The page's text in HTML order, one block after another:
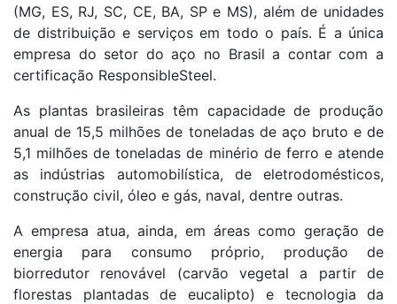
(MG, ES, RJ, SC, CE, BA, SP e MS), além de unidades
de distribuição e serviços em todo o país. É a única
empresa do setor do aço no Brasil a contar com a
certificação ResponsibleSteel.
As plantas brasileiras têm capacidade de produção
anual de 15,5 milhões de toneladas de aço bruto e de
5,1 milhões de toneladas de minério de ferro e atende
as indústrias automobilística, de eletrodomésticos,
construção civil, óleo e gás, naval, dentre outras.
A empresa atua, ainda, em áreas como geração de
energia para consumo próprio, produção de
biorredutor renovável (carvão vegetal a partir de
florestas plantadas de eucalipto) e tecnologia da